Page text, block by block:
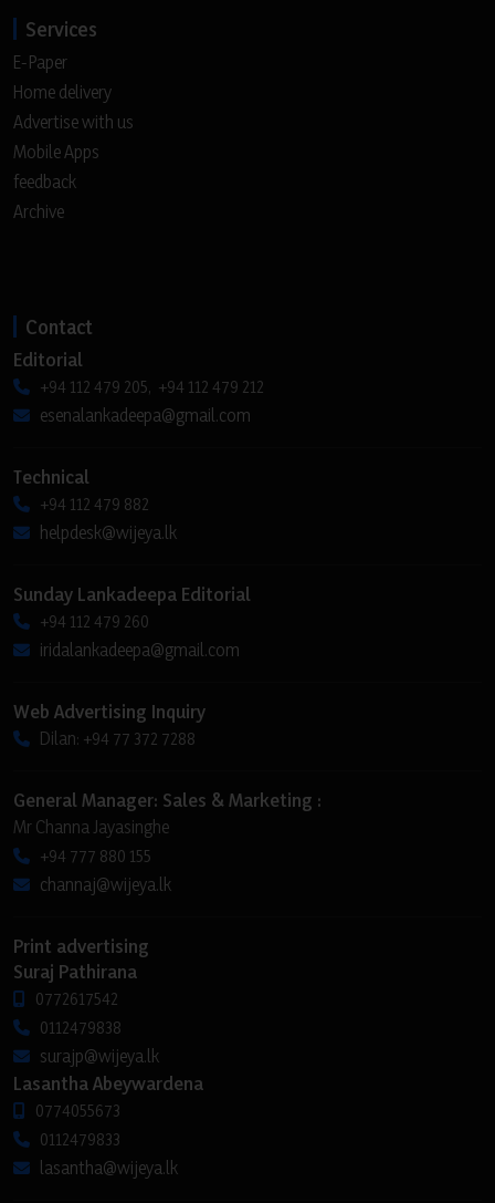
Services
E-Paper
Home delivery
Advertise with us
Mobile Apps
feedback
Archive
Contact
Editorial
+94 112 479 205, +94 112 479 212
esenalankadeepa@gmail.com
Technical
+94 112 479 882
helpdesk@wijeya.lk
Sunday Lankadeepa Editorial
+94 112 479 260
iridalankadeepa@gmail.com
Web Advertising Inquiry
Dilan: +94 77 372 7288
General Manager: Sales & Marketing :
Mr Channa Jayasinghe
+94 777 880 155
channaj@wijeya.lk
Print advertising
Suraj Pathirana
0772617542
0112479838
surajp@wijeya.lk
Lasantha Abeywardena
0774055673
0112479833
lasantha@wijeya.lk